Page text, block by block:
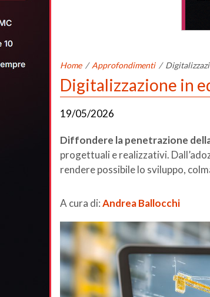
Home / Approfondimenti /
Digitalizzazione in
19/05/2026
Diffondere la penetrazione
progettuali e realizzativi.
rendere possibile lo sviluppo,
A cura di:Andrea Ballocchi